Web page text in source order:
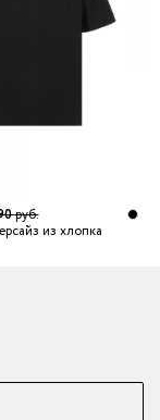
руб.
из хлопка